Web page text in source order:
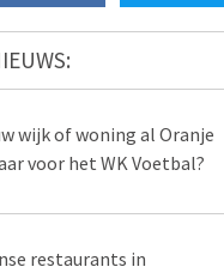
wijk of woning al Oranje
voor het WK Voetbal?
restaurants in